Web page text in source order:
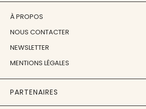
À PROPOS
NOUS CONTACTER
NEWSLETTER
MENTIONS LÉGALES
PARTENAIRES